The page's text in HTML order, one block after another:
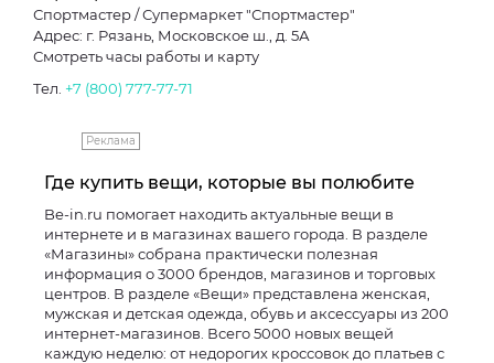
Спортмастер / Супермаркет "Спортмастер"
Адрес: г. Рязань, Московское ш., д. 5А
Смотреть часы работы и карту
Тел. +7 (800) 777-77-71
Реклама
Где купить вещи, которые вы полюбите
Be-in.ru помогает находить актуальные вещи в
интернете и в магазинах вашего города. В разделе
«Магазины» собрана практически полезная
информация о 3000 брендов, магазинов и торговых
центров. В разделе «Вещи» представлена женская,
мужская и детская одежда, обувь и аксессуары из 200
интернет-магазинов. Всего 5000 новых вещей
каждую неделю: от недорогих кроссовок до платьев с